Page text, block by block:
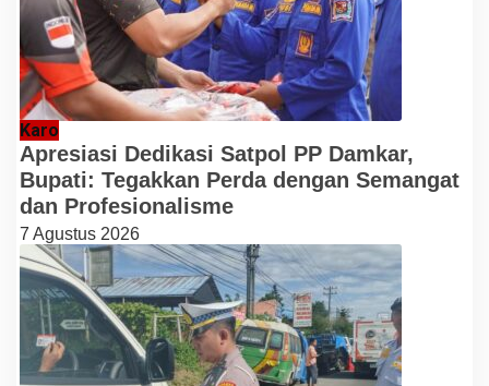
Karo
Apresiasi Dedikasi Satpol PP Damkar,
Bupati: Tegakkan Perda dengan Semangat
dan Profesionalisme
7 Agustus 2026